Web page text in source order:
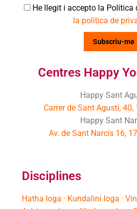
He llegit i accepto la Política
la política de
Centres Happy
Happy Sant
Carrer de Sant Agustí, 40,
Happy Sant
Av. de Sant Narcís 16,
Disciplines
Hatha Ioga · Kundalini Ioga ·